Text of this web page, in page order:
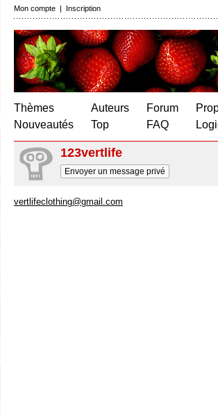
Mon compte | Inscription
Thèmes
Nouveautés
Auteurs
Top
Forum
FAQ
123vertlife
Envoyer un message privé
vertlifeclothing@gmail.com